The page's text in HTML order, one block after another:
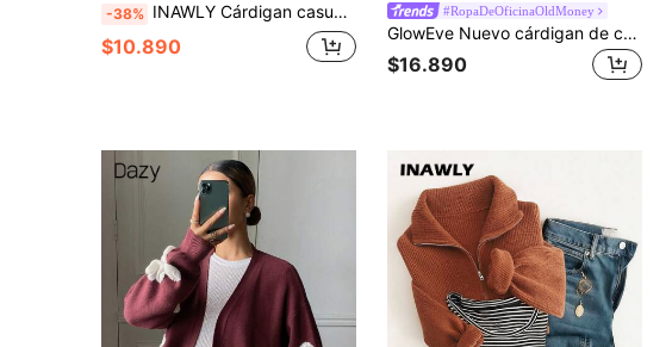
-38% INAWLY Cárdigan casual de uso diario y para ir al trabajo, de unicolor simple, para otoño/invierno
$10.890
#RopaDeOficinaOldMoney
GlowEve Nuevo cárdigan de cuello en V para mujer, estilo europeo y americano de bloqueo de color, elegante y minimalista, top de punto de moda
$16.890